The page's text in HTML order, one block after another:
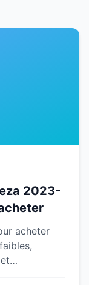
2023-
acheter